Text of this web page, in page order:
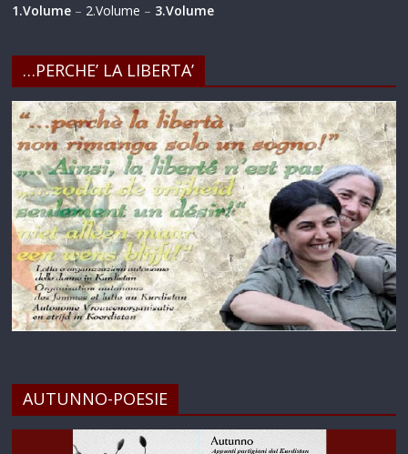
1.Volume – 2.Volume – 3.Volume
…PERCHE’ LA LIBERTA’
AUTUNNO-POESIE